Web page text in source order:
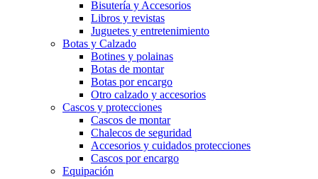
Bisutería y Accesorios
Libros y revistas
Juguetes y entretenimiento
Botas y Calzado
Botines y polainas
Botas de montar
Botas por encargo
Otro calzado y accesorios
Cascos y protecciones
Cascos de montar
Chalecos de seguridad
Accesorios y cuidados protecciones
Cascos por encargo
Equipación